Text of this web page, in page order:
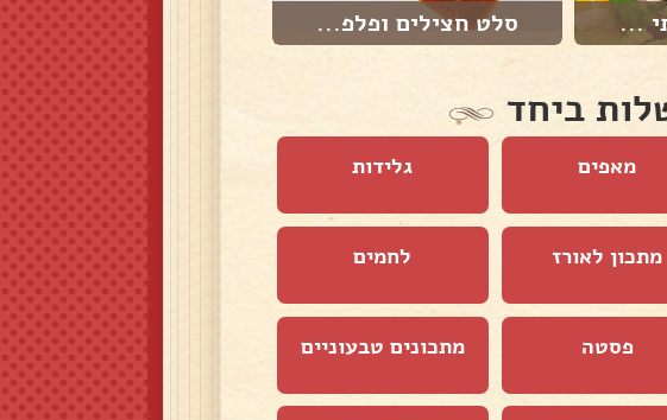
... סלט חצילים ופלפ...
ביחד
מאפים גלידות
מתכון לאורז לחמים
פסטה מתכונים טבעוניים